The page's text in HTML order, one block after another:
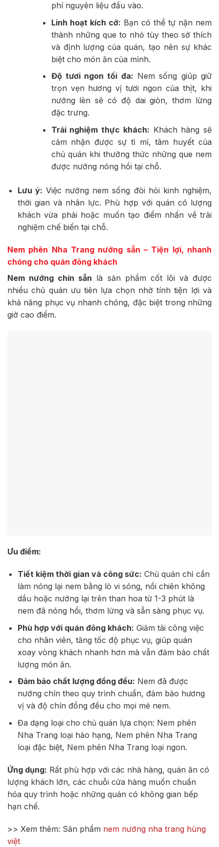
phí nguyên liệu đầu vào.
Linh hoạt kích cỡ: Bạn có thể tự nặn nem
thành những que to nhỏ tùy theo sở thích
và định lượng của quán, tạo nên sự khác
biệt cho món ăn của mình.
Độ tươi ngon tối đa: Nem sống giúp giữ
trọn vẹn hương vị tươi ngon của thịt, khi
nướng lên sẽ có độ dai giòn, thơm lừng
đặc trưng.
Trải nghiệm thực khách: Khách hàng sẽ
cảm nhận được sự tỉ mỉ, tâm huyết của
chủ quán khi thưởng thức những que nem
được nướng nóng hổi tại chỗ.
Lưu ý: Việc nướng nem sống đòi hỏi kinh nghiệm,
thời gian và nhân lực. Phù hợp với quán có lượng
khách vừa phải hoặc muốn tạo điểm nhấn về trải
nghiệm chế biến tại chỗ.
Nem phên Nha Trang nướng sẵn – Tiện lợi, nhanh
chóng cho quán đông khách
Nem nướng chín sẵn là sản phẩm cốt lõi và được
nhiều chủ quán ưu tiên lựa chọn nhờ tính tiện lợi và
khả năng phục vụ nhanh chóng, đặc biệt trong những
giờ cao điểm.
Ưu điểm:
Tiết kiệm thời gian và công sức: Chủ quán chỉ cần
làm nóng lại nem bằng lò vi sóng, nồi chiên không
dầu hoặc nướng lại trên than hoa từ 1-3 phút là
nem đã nóng hổi, thơm lừng và sẵn sàng phục vụ.
Phù hợp với quán đông khách: Giảm tải công việc
cho nhân viên, tăng tốc độ phục vụ, giúp quán
xoay vòng khách nhanh hơn mà vẫn đảm bảo chất
lượng món ăn.
Đảm bảo chất lượng đồng đều: Nem đã được
nướng chín theo quy trình chuẩn, đảm bảo hương
vị và độ chín đồng đều cho mọi mẻ nem.
Đa dạng loại cho chủ quán lựa chọn: Nem phên
Nha Trang loại hảo hạng, Nem phên Nha Trang
loại đặc biệt, Nem phên Nha Trang loại ngon.
Ứng dụng: Rất phù hợp với các nhà hàng, quán ăn có
lượng khách lớn, các chuỗi cửa hàng muốn chuẩn
hóa quy trình hoặc những quán có không gian bếp
hạn chế.
>> Xem thêm: Sản phẩm nem nướng nha trang hùng
việt